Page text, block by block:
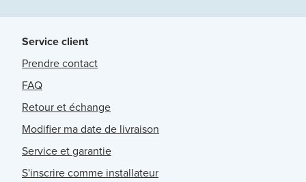
Service client
Prendre contact
FAQ
Retour et échange
Modifier ma date de livraison
Service et garantie
S'inscrire comme installateur